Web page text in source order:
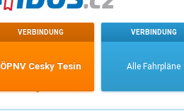
VERBINDUNG
ÖPNV Cesky Tesin
VERBINDUNG
Alle Fahrpläne